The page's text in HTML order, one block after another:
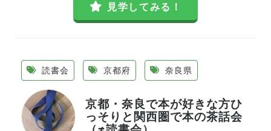
見学してみる！
読書会 京都府 奈良県
京都・奈良で本が好きな方ひ
っそりと関西圏で本の茶話会